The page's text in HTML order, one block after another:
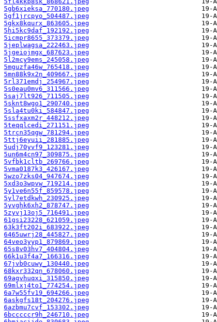
5gb6xieksa_770180.jpeg
5gf1jrcpyo_504487.jpeg
5gkx8kqurx_863605.jpeg
5hi5kc9daf_192192.jpeg
5icmpr8655_373379.jpeg
5jeplwagsa_222463.jpeg
5jgeiojmgx_687623.jpeg
5l2mcy9ems_245058.jpeg
5mguzfa46w_765418.jpeg
5mn88k9x2n_409667.jpeg
5rl371emdj_254967.jpeg
5s0eau0mv6_311566.jpeg
5saj7lt926_711505.jpeg
5sknt8wgo1_290740.jpeg
5sla4tu0ki_584847.jpeg
5ssfxaxm2r_448212.jpeg
5teqqlcedi_271151.jpeg
5trcn35qgw_781294.jpeg
5ttj6eyuii_281885.jpeg
5udj70yvf9_123281.jpeg
5un6m4cn97_309875.jpeg
5vfbk1cltb_269766.jpeg
5vma0187k3_426167.jpeg
5wzo7zks04_947674.jpeg
5xd3o3wpvw_719214.jpeg
5y1ve6n55f_859578.jpeg
5yl7etdkwh_230925.jpeg
5yvghk6xh2_878747.jpeg
5zyvj13oj5_716491.jpeg
61gsi23228_621059.jpeg
63k3ft202i_683922.jpeg
6465uwrj28_445827.jpeg
64veo3yyp1_879869.jpeg
65s8v03hv7_404804.jpeg
66k1u3f4a7_166316.jpeg
67jvb0cuwy_130440.jpeg
68kxr332qn_678060.jpeg
69agvhuqxi_315850.jpeg
69mlxj4to1_774254.jpeg
6a7w55fv19_694266.jpeg
6askgfs18t_204276.jpeg
6azbmu7cvf_153302.jpeg
6bcccccr9h_246710.jpeg